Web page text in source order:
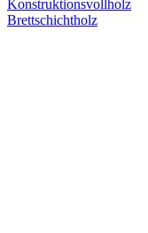
Konstruktionsvollholz
Brettschichtholz